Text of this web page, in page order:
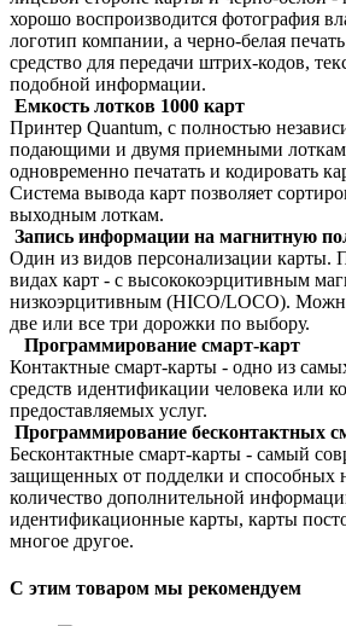
хорошо воспроизводится фотография
логотип компании, а черно-белая
средство для передачи штрих-кодов,
подобной информации.
Емкость лотков 1000 карт
Принтер Quantum, с полностью
подающими и двумя приемными
одновременно печатать и кодировать
Система вывода карт позволяет
выходным лоткам.
Запись информации на магнитную
Один из видов персонализации карты.
видах карт - с высококоэрцитивным
низкоэрцитивным (HICO/LOCO).
две или все три дорожки по выбору.
Программирование смарт-карт
Контактные смарт-карты - одно из
средств идентификации человека или
предоставляемых услуг.
Программирование бесконтактных
Бесконтактные смарт-карты - самый
защищенных от подделки и способных
количество дополнительной
идентификационные карты, карты
многое другое.
С этим товаром мы рекомендуем